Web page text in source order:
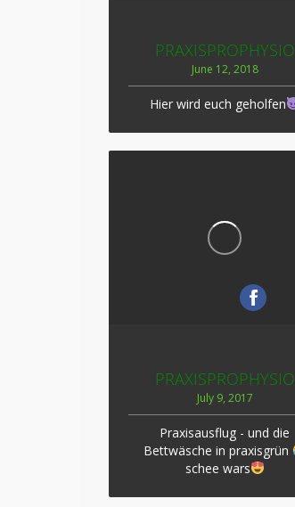
PRAXISPROPHYSIO
June 12, 2018
Hier wird euch geholfen
PRAXISPROPHYSIO
July 9, 2017
Praxisausflug - und die
Bettwäsche in praxisgrün
schee wars